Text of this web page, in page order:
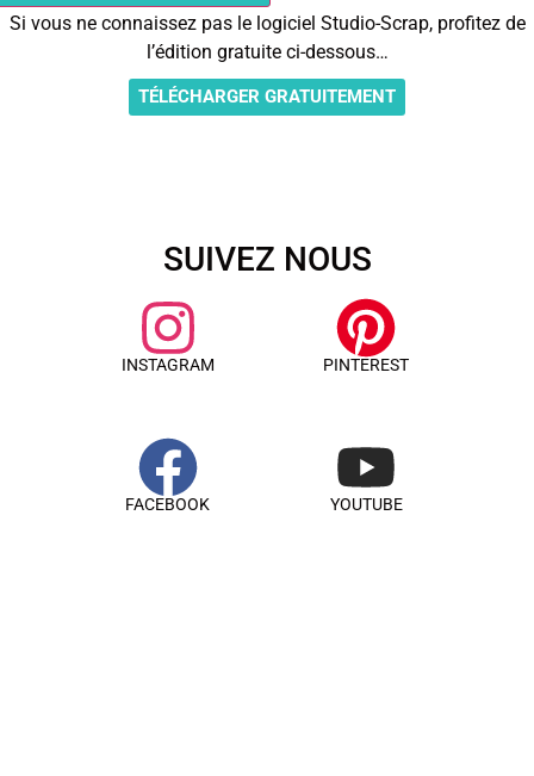
Si vous ne connaissez pas le logiciel Studio-Scrap, profitez de
l’édition gratuite ci-dessous…
TÉLÉCHARGER GRATUITEMENT
SUIVEZ NOUS
INSTAGRAM
FACEBOOK
PINTEREST
YOUTUBE